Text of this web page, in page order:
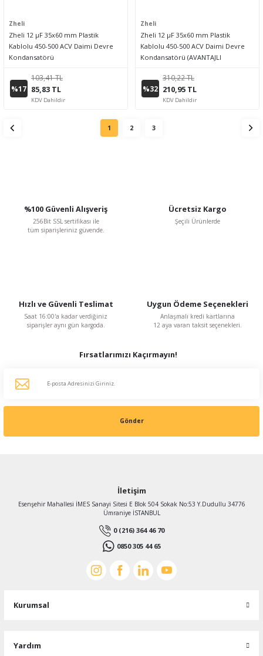
Zheli
Zheli 12 µF 35x60 mm Plastik
Kablolu 450-500 ACV Daimi Devre
Kondansatörü
%17
103,41 TL
85,83 TL
KDV Dahildir
Zheli
Zheli 12 µF 35x60 mm Plastik
Kablolu 450-500 ACV Daimi Devre
Kondansatörü (AVANTAJLI
%32
310,22 TL
210,95 TL
KDV Dahildir
1 2 3
%100 Güvenli Alışveriş
256Bit SSL sertifikası ile
tüm siparişleriniz güvende.
Ücretsiz Kargo
Şeçili Ürünlerde
Hızlı ve Güvenli Teslimat
Saat 16:00'a kadar verdiğiniz
siparişler aynı gün kargoda.
Uygun Ödeme Seçenekleri
Anlaşmalı kredi kartlarına
12 aya varan taksit seçenekleri.
Fırsatlarımızı Kaçırmayın!
Gönder
İletişim
Esenşehir Mahallesi İMES Sanayi Sitesi E Blok 504 Sokak No:53 Y.Dudullu 34776
Ümraniye İSTANBUL
0 (216) 364 46 70
0850 305 44 65
Kurumsal
Yardım